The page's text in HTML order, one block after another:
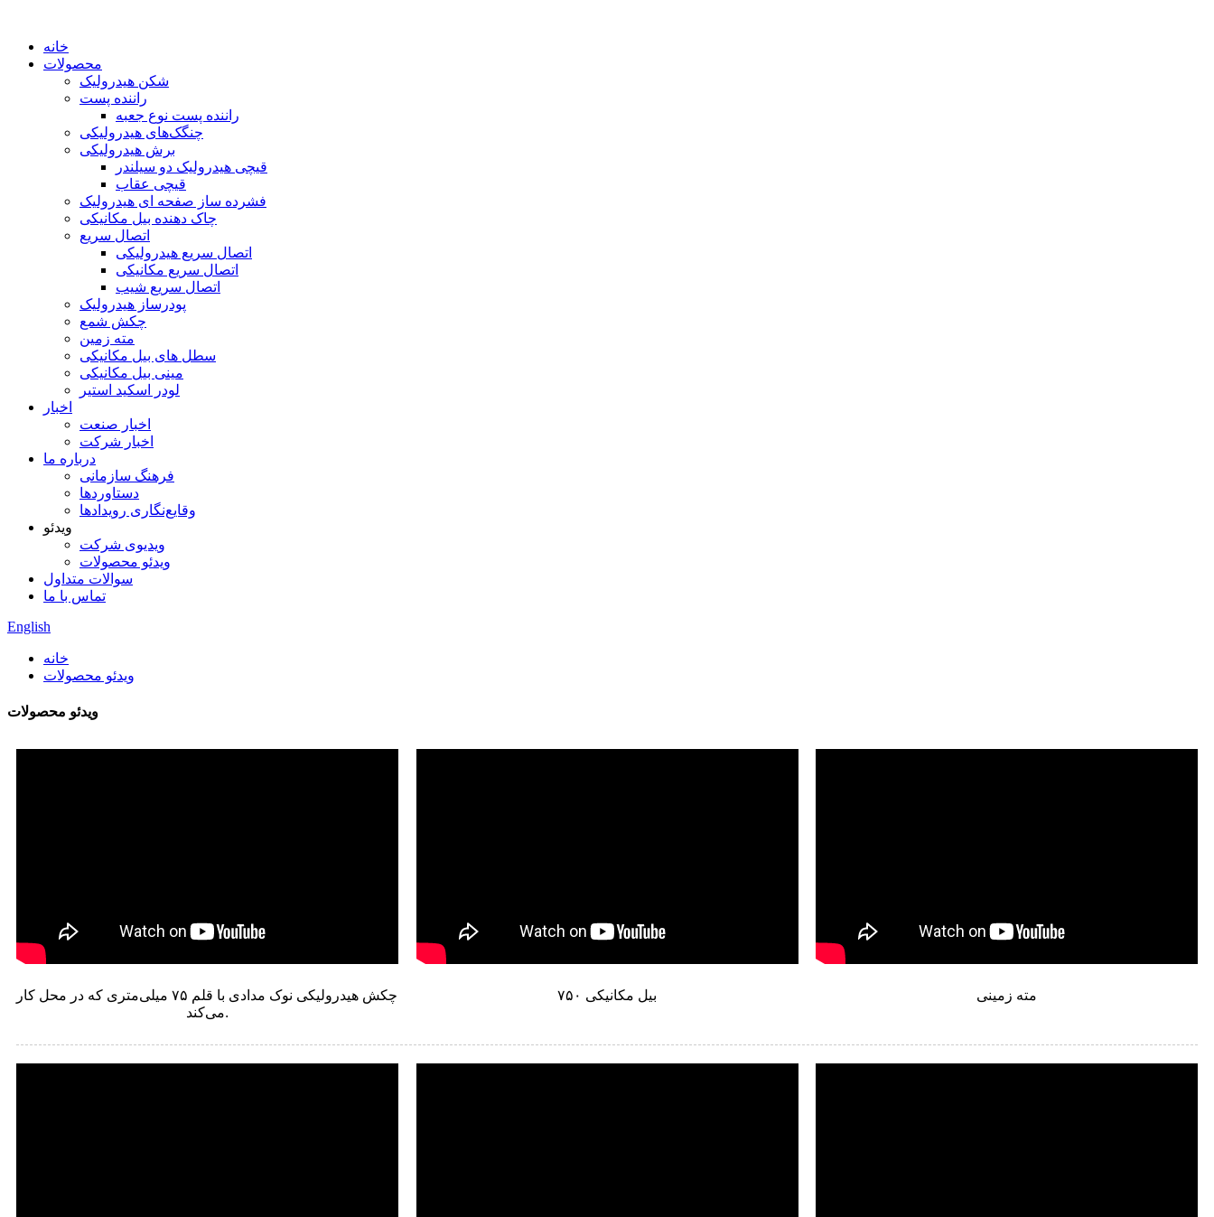
خانه
محصولات
شکن هیدرولیک
راننده پست
راننده پست نوع جعبه
چنگک‌های هیدرولیکی
برش هیدرولیکی
قیچی هیدرولیک دو سیلندر
قیچی عقاب
فشرده ساز صفحه ای هیدرولیک
چاک دهنده بیل مکانیکی
اتصال سریع
اتصال سریع هیدرولیکی
اتصال سریع مکانیکی
اتصال سریع شیب
پودرساز هیدرولیک
چکش شمع
مته زمین
سطل های بیل مکانیکی
مینی بیل مکانیکی
لودر اسکید استیر
اخبار
اخبار صنعت
اخبار شرکت
درباره ما
فرهنگ سازمانی
دستاوردها
وقایع‌نگاری رویدادها
ویدئو
ویدیوی شرکت
ویدئو محصولات
سوالات متداول
تماس با ما
English
خانه
ویدئو محصولات
ویدئو محصولات
چکش هیدرولیکی نوک مدادی با قلم ۷۵ میلی‌متری که در محل کار
می‌کند.
بیل مکانیکی ۷۵۰ مته زمینی